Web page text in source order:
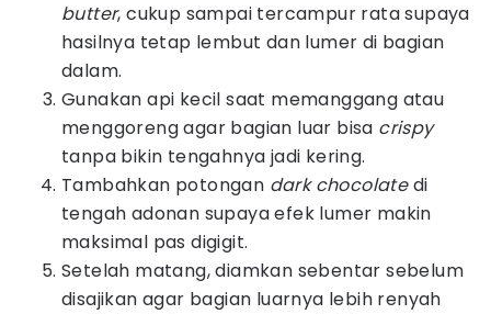
butter, cukup sampai tercampur rata supaya
hasilnya tetap lembut dan lumer di bagian
dalam.
Gunakan api kecil saat memanggang atau
menggoreng agar bagian luar bisa crispy
tanpa bikin tengahnya jadi kering.
Tambahkan potongan dark chocolatedi
tengah adonan supaya efek lumer makin
maksimal pas digigit.
Setelah matang, diamkan sebentar sebelum
disajikan agar bagian luarnya lebih renyah